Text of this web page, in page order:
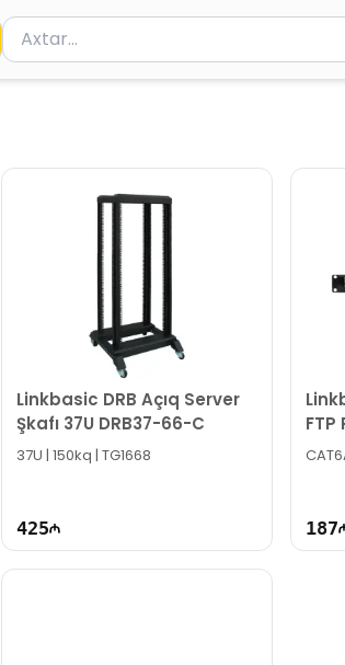
Məhsul axtar
Axtarış üçün ən azı 2 simvol yazın.
Linkbasic DRB Açıq Server
Şkafı 37U DRB37-66-C
37U | 150kq | TG1668
425
SC6
187